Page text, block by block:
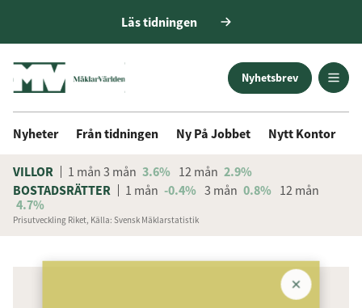
Läs tidningen
Nyhetsbrev
Nyheter Från tidningen Ny På Jobbet Nytt Kontor
VILLOR 1 mån 3 mån 3.6% 12 mån 2.9%
BOSTADSRÄTTER
1 mån -0.4% 3 mån 0.8% 12 mån
4.7%
Prisutveckling Riket, Källa: Svensk Mäklarstatistik
ANNONS